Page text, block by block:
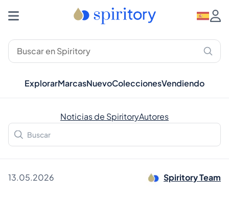
ExplorarMarcasNuevoColeccionesVendiendo
Noticias de SpiritoryAutores
13.05.2026 Spiritory Team